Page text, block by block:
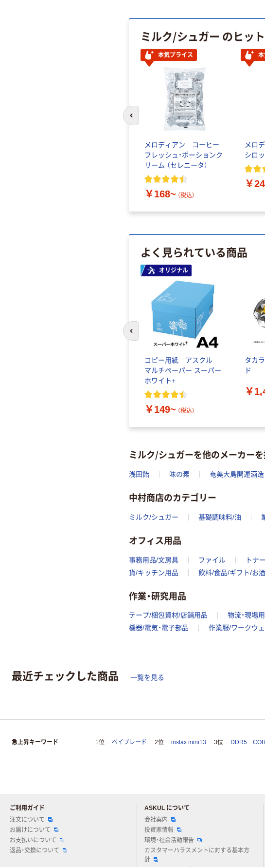
ミルク/シュガー のヒッ
本気プライス
メロディアン コーヒー
フレッシュ・ポーションク
リーム （セレニータ）
￥168~ （税込）
メロ
シロ
￥
前のスライドへ
よく見られている商品
オリジナル
コピー用紙 アスクル
マルチペーパー スーパー
ホワイト+
￥149~ （税込）
タカ
ド
￥
前のスライドへ
ミルク/シュガーを他のメーカー
浅田飴 味の素 奄美大島開運酒造
中村商店のカテゴリー
ミルク/シュガー 基礎調味料/油
オフィス用品
事務用品/文房具 ファイル トナ
貨/キッチン用品
飲料/食品/ギフト/お酒
作業・研究用品
テープ/梱包資材/店舗用品 物流・現場
機器/電気・電子部品
作業服/ワークウ
最近チェックした商品 一覧を見る
急上昇キーワード 1位 ベイブレード 2位 instax mini13 3位 DDR5
ご利用ガイド
注文について
お届けについて
お支払いについて
返品・交換について
ASKUL について
会社案内
投資家情報
環境・社会活動報告
カスタマーハラスメントに対する基本方
針